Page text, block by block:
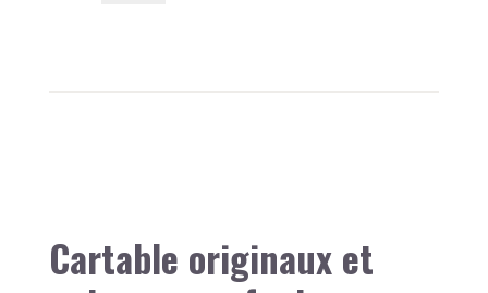
Cartable originaux et